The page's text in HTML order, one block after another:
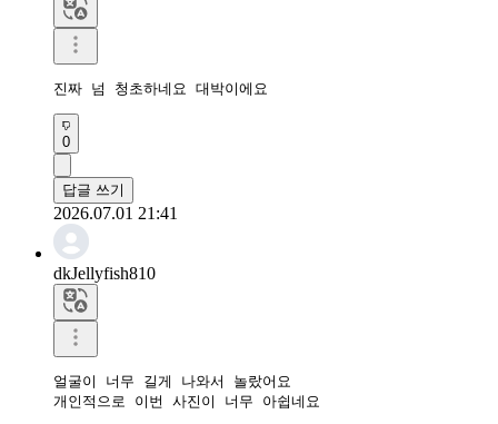
진짜 넘 청초하네요 대박이에요
0
답글 쓰기
2026.07.01 21:41
dkJellyfish810
얼굴이 너무 길게 나와서 놀랐어요
개인적으로 이번 사진이 너무 아쉽네요